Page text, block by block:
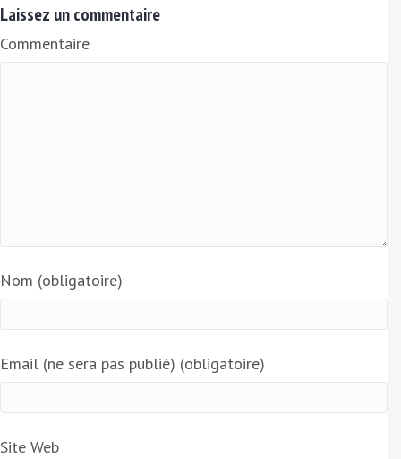
Laissez un commentaire
Commentaire
Nom (obligatoire)
Email (ne sera pas publié) (obligatoire)
Site Web